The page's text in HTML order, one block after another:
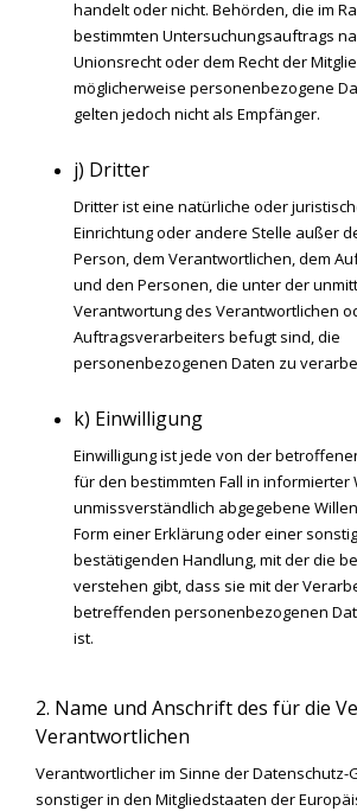
handelt oder nicht. Behörden, die im
bestimmten Untersuchungsauftrags
Unionsrecht oder dem Recht der
möglicherweise personenbezogene
gelten jedoch nicht als Empfänger.
j) Dritter
Dritter ist eine natürliche oder
Einrichtung oder andere Stelle außer
Person, dem Verantwortlichen, dem
und den Personen, die unter der
Verantwortung des Verantwortlichen
Auftragsverarbeiters befugt sind, die
personenbezogenen Daten zu
k) Einwilligung
Einwilligung ist jede von der
für den bestimmten Fall in informierter
unmissverständlich abgegebene
Form einer Erklärung oder einer
bestätigenden Handlung, mit der die
verstehen gibt, dass sie mit der
betreffenden personenbezogenen
ist.
2. Name und Anschrift des für die
Verantwortlichen
Verantwortlicher im Sinne der
sonstiger in den Mitgliedstaaten der